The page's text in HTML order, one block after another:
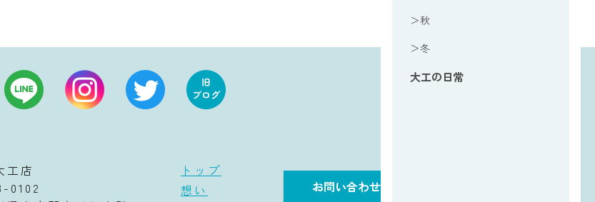
＞秋
＞冬
大工の日常
工店
0102
トップ
想い
お問い合わせ